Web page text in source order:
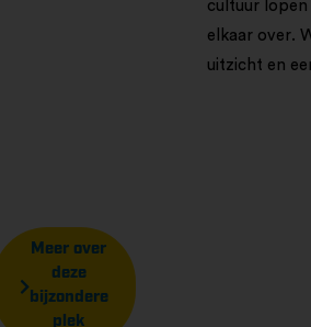
cultuur lopen
elkaar over.
uitzicht en
Meer over
deze
bijzondere
plek